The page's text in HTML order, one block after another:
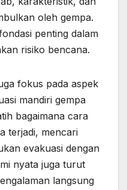
oleh gempa.
penting dalam
risiko bencana.
fokus pada aspek
mandiri gempa
bagaimana cara
terjadi, mencari
evakuasi dengan
nyata juga turut
langsung